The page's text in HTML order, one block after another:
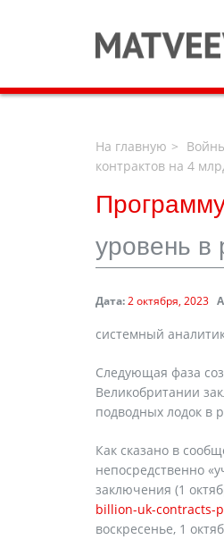
На главную
контрактов на 4
уровень в
Дата:2 октября, 2023
системный
Следующая фаза
Великобритании
подводных лодок в
Как сказано в
непосредственно
заключения (1
billion-uk-contracts-
воскресенье, 1